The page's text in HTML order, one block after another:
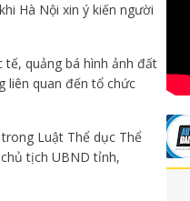
Hà Nội xin ý kiến người
tế, quảng bá hình ảnh đất
liên quan đến tổ chức
Luật Thể dục Thể
tịch UBND tỉnh,